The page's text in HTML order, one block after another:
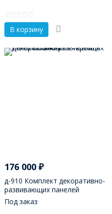
В корзину
176 000₽
д-910 Комплект декоративно-
развивающих панелей
"Москва - кремль"
Под заказ